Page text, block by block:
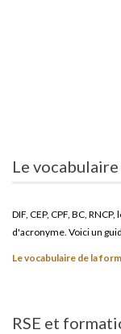
Le
DIF, CEP, CPF, BC,
d'acronyme. Voici un
Le vocabulaire de la
RSE et